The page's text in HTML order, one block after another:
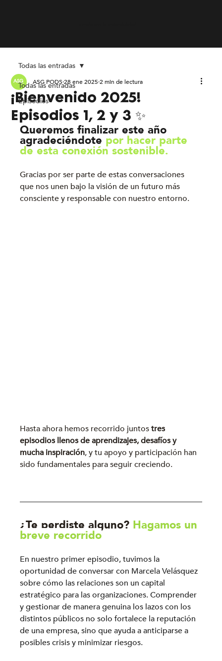
Todas las entradas
Episodios
Todas las entradas
¡Bienvenido 2025!
Episodios 1, 2 y 3 ✨
ASG PODS 28 ene 2025 2 min de lectura
Queremos finalizar este año
agradeciéndote por hacer parte
de esta conexión sostenible.
Gracias por ser parte de estas conversaciones
que nos unen bajo la visión de un futuro más
consciente y responsable con nuestro entorno.
Hasta ahora hemos recorrido juntos tres
episodios llenos de aprendizajes, desafíos y
mucha inspiración, y tu apoyo y participación han
sido fundamentales para seguir creciendo.
¿Te perdiste alguno? Hagamos un
breve recorrido
En nuestro primer episodio, tuvimos la
oportunidad de conversar con Marcela Velásquez
sobre cómo las relaciones son un capital
estratégico para las organizaciones. Comprender
y gestionar de manera genuina los lazos con los
distintos públicos no solo fortalece la reputación
de una empresa, sino que ayuda a anticiparse a
posibles crisis y minimizar riesgos.